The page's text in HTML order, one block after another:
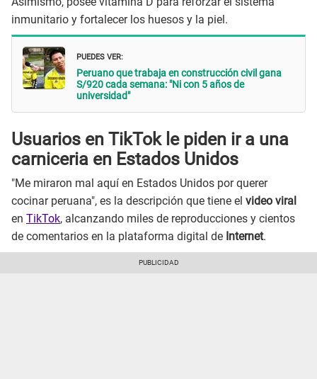
inmunitario y fortalecer los huesos y la piel.
PUEDES VER:
Peruano que trabaja en construcción civil gana
S/920 cada semana: "Ni con 5 años de
universidad"
Usuarios en TikTok le piden ir a una
carniceria en Estados Unidos
"Me miraron mal aquí en Estados Unidos por querer
cocinar peruana", es la descripción que tiene el video viral
en TikTok, alcanzando miles de reproducciones y cientos
de comentarios en la plataforma digital de Internet.